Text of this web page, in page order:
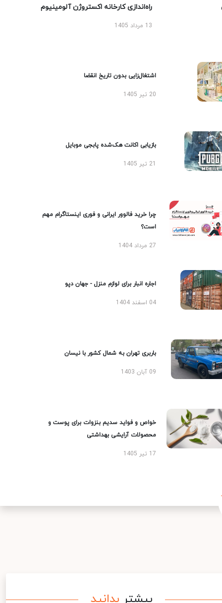
راه‌اندازی کارخانه اکستروژن آلومینیوم
13 مرداد 1405
اشتغال‌زایی بدون تاریخ انقضا
20 تیر 1405
بازیابی اکانت هک‌شده پابجی موبایل
چرا خرید فالوور ایرانی و فوری اینستاگرام مهم
است؟
27 مرداد 1404
اجاره انبار برای لوازم منزل - جهان دپو
04 اسفند 1404
باربری تهران به شمال کشور با نیسان
09 آبان 1403
خواص و فواید سدیم بنزوات برای پوست و
محصولات آرایشی بهداشتی
17 تیر 1405
بیشتر بدانید